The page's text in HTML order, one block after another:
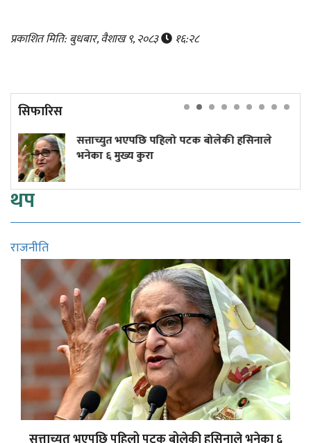
प्रकाशित मिति: बुधबार, वैशाख ९, २०८३ १६:२८
सिफारिस
भएपछि पहिलो पटक बोलेकी हसिनाले
६ मुख्य कुरा
थप
राजनीति